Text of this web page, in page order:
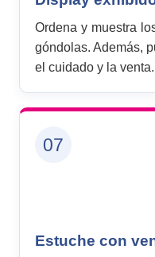
Ordena y muestra
góndolas. Además,
el cuidado y la venta.
07
Estuche con